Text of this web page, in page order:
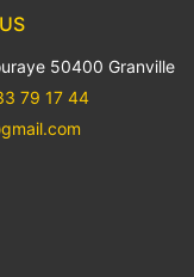
50400 Granville
79 17 44